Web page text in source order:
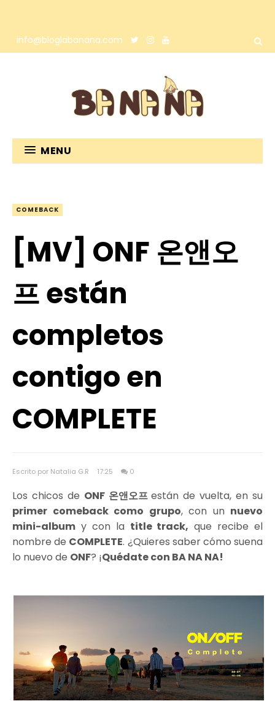
info@bloglabanana.com
MENU
COMEBACK
[MV] ONF 온앤오
프 están
completos
contigo en
COMPLETE
Escrito por Natalia G.R 17:25 0
Los chicos de ONF 온앤오프están de vuelta, en su
primer comeback como grupo, con un nuevo
mini-album y con la title track, que recibe el
nombre de COMPLETE. ¿Quieres saber cómo suena
lo nuevo de ONF? ¡Quédate con BA NA NA!